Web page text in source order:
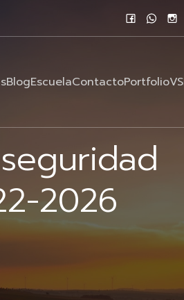
BlogEscuelaContactoPortfolio
2026